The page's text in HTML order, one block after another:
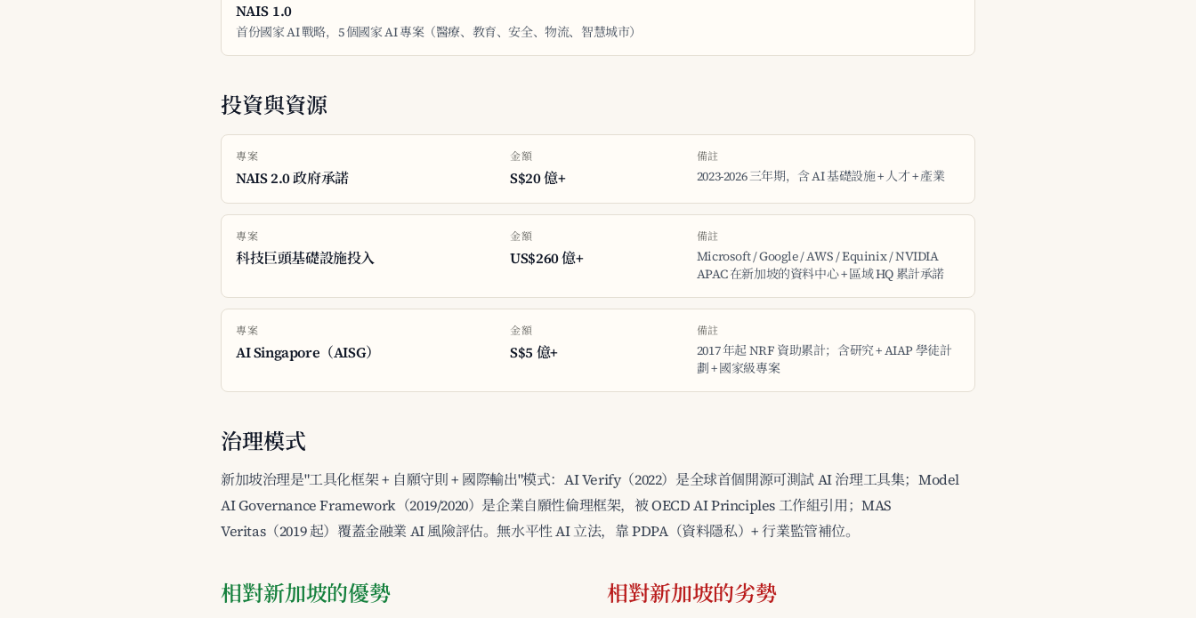
NAIS 1.0
首份國家 AI 戰略，5 個國家 AI 專案（醫療、教育、安全、物流、智慧城市）
投資與資源
專案
NAIS 2.0 政府承諾
金額
S$20 億+
備註
2023-2026 三年期，含 AI 基礎設施 + 人才 + 產業
專案
科技巨頭基礎設施投入
金額
US$260 億+
備註
Microsoft / Google / AWS / Equinix / NVIDIA
APAC 在新加坡的資料中心 + 區域 HQ 累計承諾
專案
AI Singapore（AISG）
金額
S$5 億+
備註
2017 年起 NRF 資助累計；含研究 + AIAP 學徒計
劃 + 國家級專案
治理模式
新加坡治理是"工具化框架 + 自願守則 + 國際輸出"模式：AI Verify（2022）是全球首個開源可測試 AI 治理工具集；Model
AI Governance Framework（2019/2020）是企業自願性倫理框架，被 OECD AI Principles 工作組引用；MAS
Veritas（2019 起）覆蓋金融業 AI 風險評估。無水平性 AI 立法，靠 PDPA（資料隱私）+ 行業監管補位。
相對新加坡的優勢 相對新加坡的劣勢